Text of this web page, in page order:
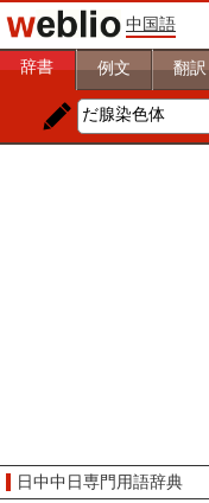
中国語
辞書 例文 翻訳
日中中日専門用語辞典